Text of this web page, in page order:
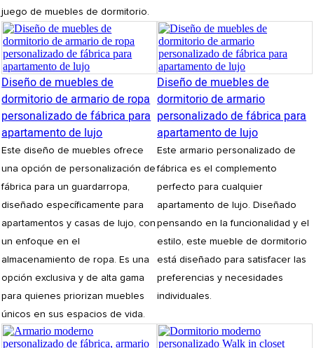
juego de muebles de dormitorio.
Diseño de muebles de
dormitorio de armario de ropa
personalizado de fábrica para
apartamento de lujo
Este diseño de muebles ofrece
una opción de personalización de
fábrica para un guardarropa,
diseñado específicamente para
apartamentos y casas de lujo, con
un enfoque en el
almacenamiento de ropa. Es una
opción exclusiva y de alta gama
para quienes priorizan muebles
únicos en sus espacios de vida.
Diseño de muebles de
dormitorio de armario
personalizado de fábrica para
apartamento de lujo
Este armario personalizado de
fábrica es el complemento
perfecto para cualquier
apartamento de lujo. Diseñado
pensando en la funcionalidad y el
estilo, este mueble de dormitorio
está diseñado para satisfacer las
preferencias y necesidades
individuales.